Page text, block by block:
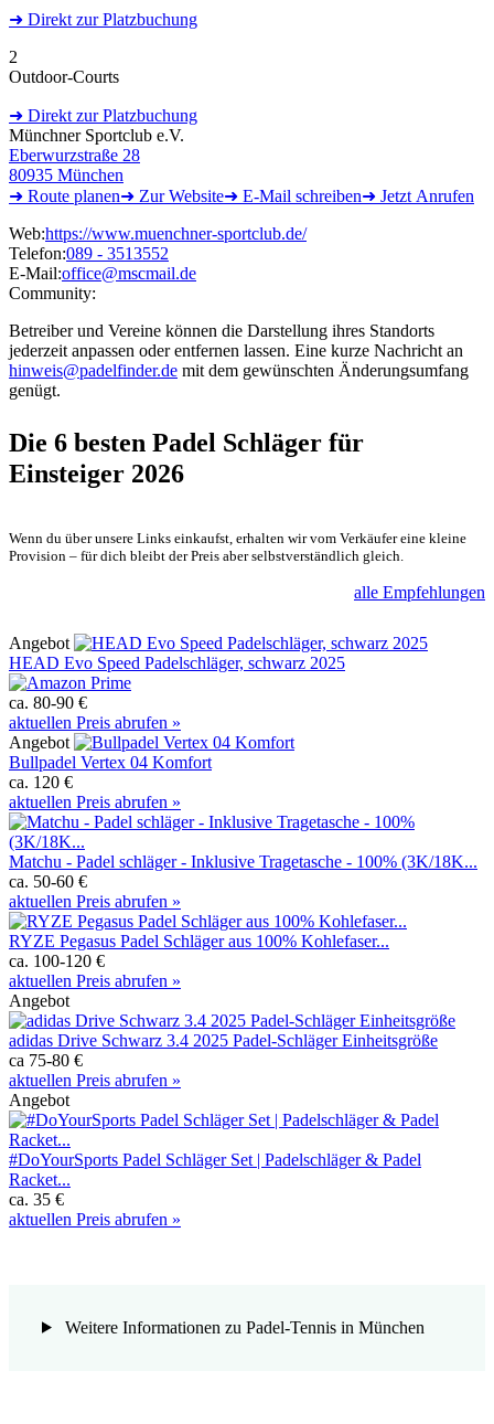
➜ Direkt zur Platzbuchung
2
Outdoor-Courts
➜ Direkt zur Platzbuchung
Münchner Sportclub e.V.
Eberwurzstraße 28
80935 München
➜ Route planen➜ ZurWebsite➜ E-Mail schreiben➜ Jetzt Anrufen
Web:https://www.muenchner-sportclub.de/
Telefon:089 - 3513552
E-Mail:office@mscmail.de
Community:
Betreiber und Vereine können die Darstellung ihres Standorts
jederzeit anpassen oder entfernen lassen. Eine kurze Nachricht an
hinweis@padelfinder.de mit dem gewünschten Änderungsumfang
genügt.
Die 6 besten Padel Schläger für
Einsteiger 2026
Wenn du über unsere Links einkaufst, erhalten wir vom Verkäufer eine kleine
Provision – für dich bleibt der Preis aber selbstverständlich gleich.
alle Empfehlungen
Angebot
HEAD Evo Speed Padelschläger, schwarz 2025
ca. 80-90 €
aktuellen Preis abrufen »
Angebot
Bullpadel Vertex 04 Komfort
ca. 120 €
aktuellen Preis abrufen »
Matchu - Padel schläger - Inklusive Tragetasche - 100% (3K/18K...
ca. 50-60 €
aktuellen Preis abrufen »
RYZE Pegasus Padel Schläger aus 100% Kohlefaser...
ca. 100-120 €
aktuellen Preis abrufen »
Angebot
adidas Drive Schwarz 3.4 2025 Padel-Schläger Einheitsgröße
ca 75-80 €
aktuellen Preis abrufen »
Angebot
#DoYourSports Padel Schläger Set | Padelschläger & Padel
Racket...
ca. 35 €
aktuellen Preis abrufen »
Weitere Informationen zu Padel-Tennis in München